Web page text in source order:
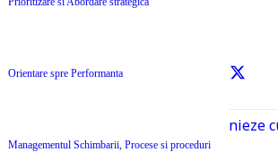
Orientare spre Performanta
Managementul Schimbarii, Procese si proceduri
poti crea o cultura care sa se alinieze